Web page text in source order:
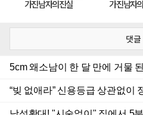
댓글